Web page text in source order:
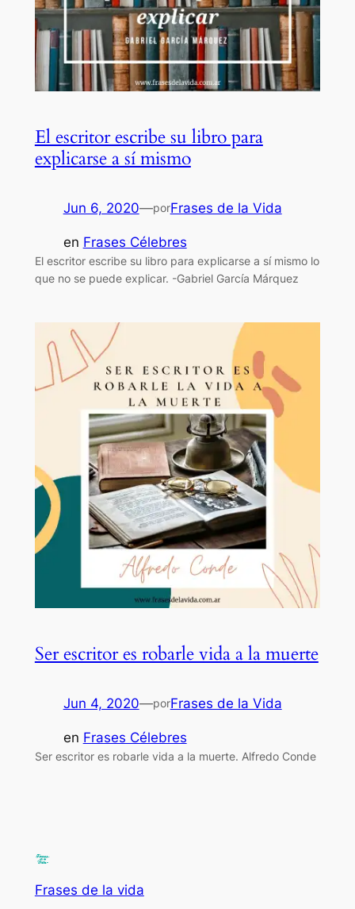
El escritor escribe su libro para
explicarse a sí mismo
Jun 6, 2020—porFrases de la Vida
en Frases Célebres
El escritor escribe su libro para explicarse a sí mismo lo
que no se puede explicar. -Gabriel García Márquez
Ser escritor es robarle vida a la muerte
Jun 4, 2020—porFrases de la Vida
en Frases Célebres
Ser escritor es robarle vida a la muerte. Alfredo Conde
Frases de la vida